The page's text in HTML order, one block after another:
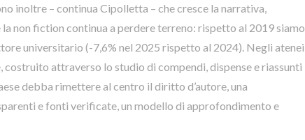
inoltre – continua Cipolletta – che cresce la narrativa,
non fiction continua a perdere terreno: rispetto al 2019 siamo
universitario (-7,6% nel 2025 rispetto al 2024). Negli atenei
attraverso lo studio di compendi, dispense e riassunti
debba rimettere al centro il diritto d’autore, una
e fonti verificate, un modello di approfondimento e